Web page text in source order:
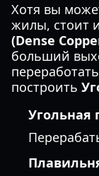
Хотя вы
жилы, стоит
(Dense
больший
построить
Угольная